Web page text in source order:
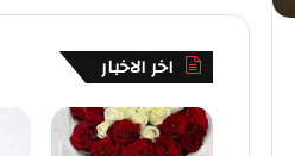
اخر الاخبار